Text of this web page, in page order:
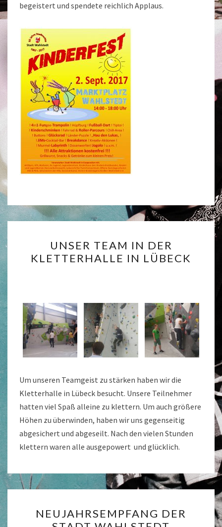
begeistert und spendete reichlich Applaus.
TEAM
IN
IN
LÜBECK
UNSER TEAM IN DER
KLETTERHALLE IN LÜBECK
Um unseren Teamgeist zu stärken haben wir die
Kletterhalle in Lübeck besucht. Unsere Teilnehmer
hatten viel Spaß alleine zu klettern. Um auch größere
Höhen zu überwinden, haben wir uns gegenseitig
abgesichert und abgeseilt. Nach den vielen Stunden
klettern waren alle ausgepowert und glücklich.
DER
NEUJAHRSEMPFANG DER